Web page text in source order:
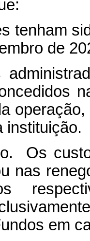
tenham
de
instituição.
Os
nas
em